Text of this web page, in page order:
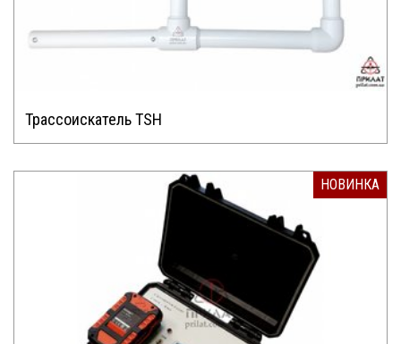
Трасcоискатель TSH
НОВИНКА